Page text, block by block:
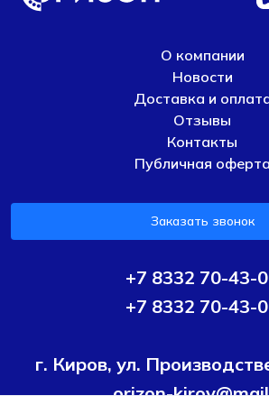
О компании
Новости
Доставка и
Отзывы
Контакты
Публичная оферта
Заказать звонок
+7 8332 70-43-
+7 8332 70-43-
г. Киров, ул.
orizon-